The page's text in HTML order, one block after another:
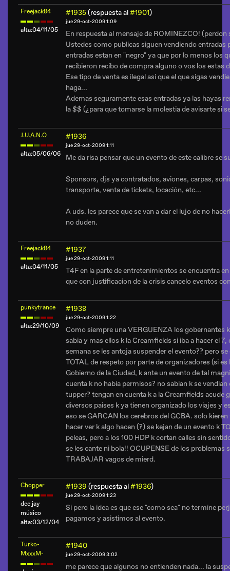
Freejack84
alta:04/11/05
#1935(respuesta al#1901)
jue 29-oct-2009 1:09
En respuesta al mensaje de ROMINEZCO! (perdon
Ustedes como publicas siguen vendiendo entradas
entradas estan en "negro" ya que por lo menos los
recibieron recibo de compra alguno o vos los estas
Ese tipo de venta es ilegal asi que el que sigas
haga...
Ademas seguramente esas entradas ya las hayas
la $$ (¿para que tomarse la molestia de avisarte si
J.U.A.N.O
alta:05/06/06
#1936
jue 29-oct-2009 1:11
Me da risa pensar que un evento de este calibre se
Sponsors, djs ya contratados, aviones, carpas,
transporte, venta de tickets, locación, etc...
A uds. les parece que se van a dar el lujo de no
no duden.
Freejack84
alta:04/11/05
#1937
jue 29-oct-2009 1:11
T4F en la parte de entretenimientos se encuentra
que con justificacion de la crisis cancelo eventos
punkytrance
alta:29/10/09
#1938
jue 29-oct-2009 1:22
Como siempre una VERGUENZA los gobernantes
sabia y mas ellos k la Creamfields si iba a hacer el
semana se les antoja suspender el evento?? pero
TOTAL de respeto por parte de organizadores (si
Gobierno de la Ciudad, k ante un evento de tal
cuenta k no habia permisos? no sabian k se
tupper? tengan en cuenta k a la Creamfields acude
diversos paises k ya tienen organizado los viajes y
eso se GARCAN los cerebros del GCBA. solo
hacer ver k algo hacen (?) se kejan de un evento k
peleas, pero a los 100 HDP k cortan calles sin
se les cante ni bola!! OCUPENSE de los problemas
TRABAJAR vagos de mierd.
Chopper
dee jay
músico
alta:03/12/04
#1939 (respuesta al#1936)
jue 29-oct-2009 1:23
Si pero la idea es que ese "como sea" no termine
pagamos y asistimos al evento.
Turko-
MxxxM-
#1940
jue 29-oct-2009 3:02
me parece que algunos no entienden nada... la